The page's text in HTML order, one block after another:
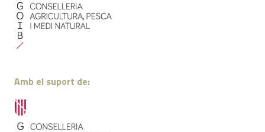
Amb el suport de: